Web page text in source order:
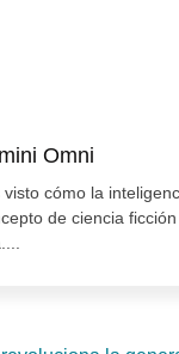
Omni
cómo la
de ciencia